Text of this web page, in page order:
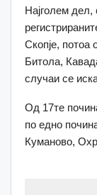
Најголем дел,
Скопје,
Битола,
случаи се
Од 17те
по едно
Куманово,